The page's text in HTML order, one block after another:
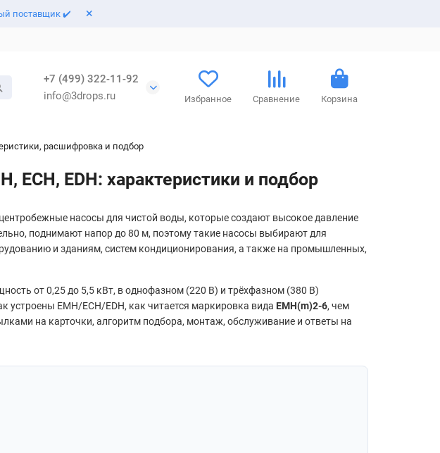
поставщик ✔️
+7 (499) 322-11-92
info@3drops.ru
Избранное Сравнение Корзина
расшифровка и подбор
ECH, EDH: характеристики и подбор
насосы для чистой воды, которые создают высокое давление
поднимают напор до 80 м, поэтому такие насосы выбирают для
и зданиям, систем кондиционирования, а также на промышленных,
от 0,25 до 5,5 кВт, в однофазном (220 В) и трёхфазном (380 В)
EMH/ECH/EDH, как читается маркировка вида EMH(m)2-6, чем
на карточки, алгоритм подбора, монтаж, обслуживание и ответы на